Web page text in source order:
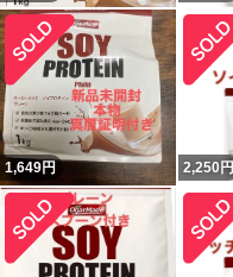
1,649円 2,250 円